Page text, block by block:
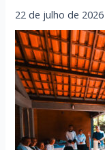
22 de julho de 2026